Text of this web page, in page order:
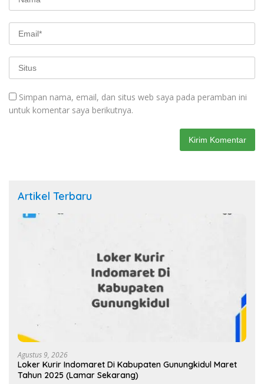
Simpan nama, email, dan situs web saya pada peramban ini
untuk komentar saya berikutnya.
Artikel Terbaru
Agustus 9, 2026
Loker Kurir Indomaret Di Kabupaten Gunungkidul Maret
Tahun 2025 (Lamar Sekarang)